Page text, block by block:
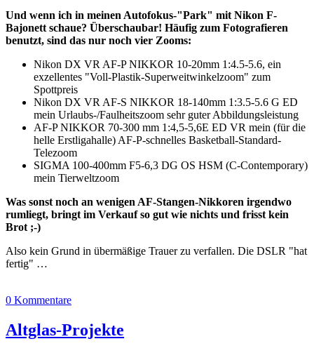
Und wenn ich in meinen Autofokus-"Park" mit Nikon F-
Bajonett schaue? Überschaubar! Häufig zum Fotografieren
benutzt, sind das nur noch vier Zooms:
Nikon DX VR AF-P NIKKOR 10-20mm 1:4.5-5.6, ein
exzellentes "Voll-Plastik-Superweitwinkelzoom" zum
Spottpreis
Nikon DX VR AF-S NIKKOR 18-140mm 1:3.5-5.6 G ED
mein Urlaubs-/Faulheitszoom sehr guter Abbildungsleistung
AF-P NIKKOR 70-300 mm 1:4,5-5,6E ED VR mein (für die
helle Erstligahalle) AF-P-schnelles Basketball-Standard-
Telezoom
SIGMA 100-400mm F5-6,3 DG OS HSM (C-Contemporary)
mein Tierweltzoom
Was sonst noch an wenigen AF-Stangen-Nikkoren irgendwo
rumliegt, bringt im Verkauf so gut wie nichts und frisst kein
Brot ;-)
Also kein Grund in übermäßige Trauer zu verfallen. Die DSLR "hat
fertig" …
0 Kommentare
Altglas-Projekte